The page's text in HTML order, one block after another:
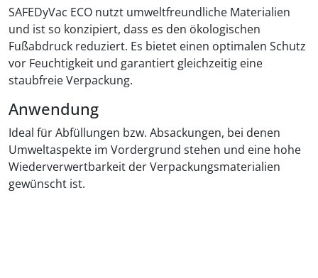
SAFEDyVac ECO nutzt umweltfreundliche Materialien
und ist so konzipiert, dass es den ökologischen
Fußabdruck reduziert. Es bietet einen optimalen Schutz
vor Feuchtigkeit und garantiert gleichzeitig eine
staubfreie Verpackung.
Anwendung
Ideal für Abfüllungen bzw. Absackungen, bei denen
Umweltaspekte im Vordergrund stehen und eine hohe
Wiederverwertbarkeit der Verpackungsmaterialien
gewünscht ist.